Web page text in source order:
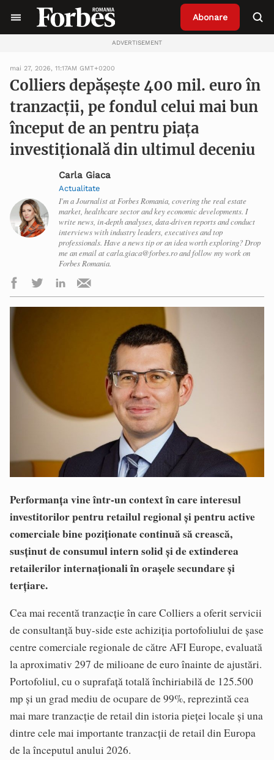
Abonare
ADVERTISEMENT
mai 27, 2026, 11:17AM GMT+0200
Colliers depășește 400 mil. euro în
tranzacții, pe fondul celui mai bun
început de an pentru piața
investițională din ultimul deceniu
Carla Giaca
Actualitate
I'm a Journalist at Forbes Romania, covering the real estate
market, healthcare sector and key economic developments. I
write news, in‑depth analyses, data‑driven reports and conduct
interviews with industry leaders, executives and top
professionals. Have a news tip or an idea worth exploring? Drop
me an email at carla.giaca@forbes.ro and follow my work on
Forbes Romania.
Performanța vine într-un context în care interesul
investitorilor pentru retailul regional și pentru active
comerciale bine poziționate continuă să crească,
susținut de consumul intern solid și de extinderea
retailerilor internaționali în orașele secundare și
terțiare.
Cea mai recentă tranzacție în care Colliers a oferit servicii
de consultanță buy-side este achiziția portofoliului de șase
centre comerciale regionale de către AFI Europe, evaluată
la aproximativ 297 de milioane de euro înainte de ajustări.
Portofoliul, cu o suprafață totală închiriabilă de 125.500
mp și un grad mediu de ocupare de 99%, reprezintă cea
mai mare tranzacție de retail din istoria pieței locale și una
dintre cele mai importante tranzacții de retail din Europa
de la începutul anului 2026.